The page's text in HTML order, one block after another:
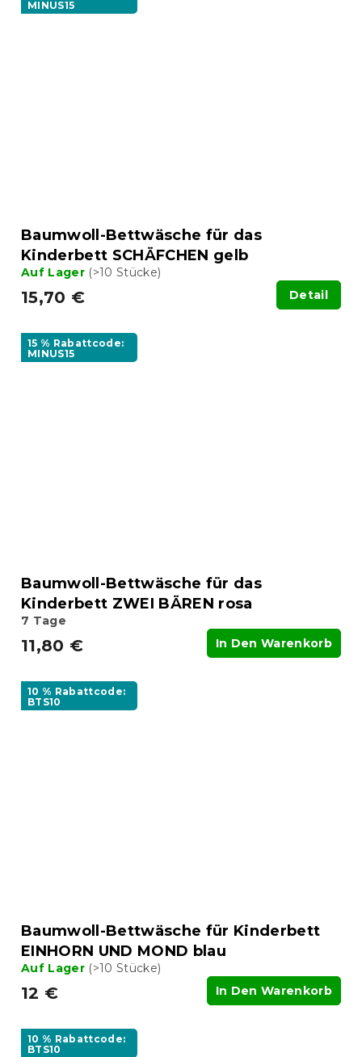
MINUS15
Baumwoll-Bettwäsche für das
Kinderbett SCHÄFCHEN gelb
Auf Lager (>10 Stücke)
15,70 € Detail
15 % Rabattcode:
MINUS15
Baumwoll-Bettwäsche für das
Kinderbett ZWEI BÄREN rosa
7 Tage
11,80 € In Den Warenkorb
10 % Rabattcode:
BTS10
Baumwoll-Bettwäsche für Kinderbett
EINHORN UND MOND blau
Auf Lager (>10 Stücke)
12 € In Den Warenkorb
10 % Rabattcode:
BTS10